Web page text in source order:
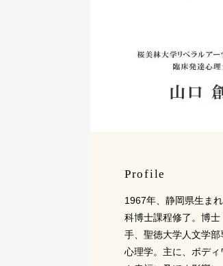
Profile
1967年、静岡県生ま
科博士課程修了。博
手、聖徳大学人文学
心理学。主に、ボデ